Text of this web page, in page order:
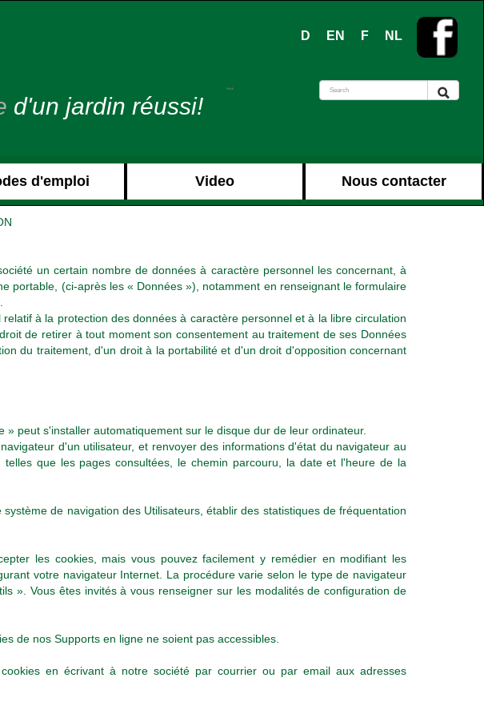
d'un jardin réussi!
D EN F NL
***
d'emploi Video Nous contacter
un certain nombre de données à caractère personnel les concernant, à
portable, (ci-après les « Données »), notamment en renseignant le formulaire
à la protection des données à caractère personnel et à la libre circulation
de retirer à tout moment son consentement au traitement de ses Données
du traitement, d'un droit à la portabilité et d'un droit d'opposition concernant
peut s'installer automatiquement sur le disque dur de leur ordinateur.
d'un utilisateur, et renvoyer des informations d'état du navigateur au
que les pages consultées, le chemin parcouru, la date et l'heure de la
de navigation des Utilisateurs, établir des statistiques de fréquentation
les cookies, mais vous pouvez facilement y remédier en modifiant les
votre navigateur Internet. La procédure varie selon le type de navigateur
». Vous êtes invités à vous renseigner sur les modalités de configuration de
de nos Supports en ligne ne soient pas accessibles.
en écrivant à notre société par courrier ou par email aux adresses